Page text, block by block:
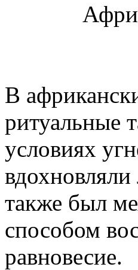
В
ритуальные
условиях
также был
способом
равновесие.